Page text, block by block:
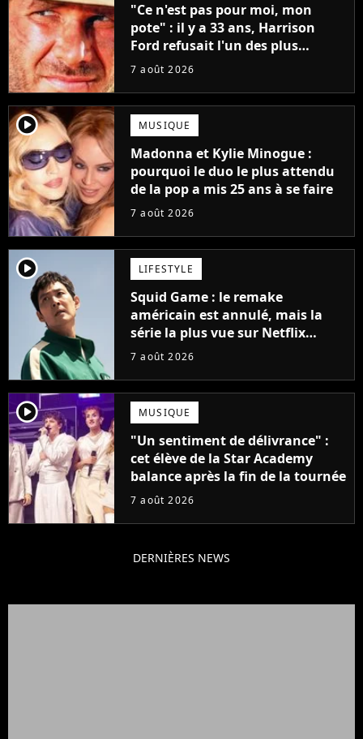
"Ce n'est pas pour moi, mon
pote" : il y a 33 ans, Harrison
Ford refusait l'un des plus
grands succès de tous les temps
7 août 2026
player2 MUSIQUE
Madonna et Kylie Minogue :
pourquoi le duo le plus attendu
de la pop a mis 25 ans à se faire
7 août 2026
player2 LIFESTYLE
Squid Game : le remake
américain est annulé, mais la
série la plus vue sur Netflix
pourrait avoir une version
7 août 2026
player2 MUSIQUE
"Un sentiment de délivrance" :
cet élève de la Star Academy
balance après la fin de la tournée
7 août 2026
DERNIÈRES NEWS